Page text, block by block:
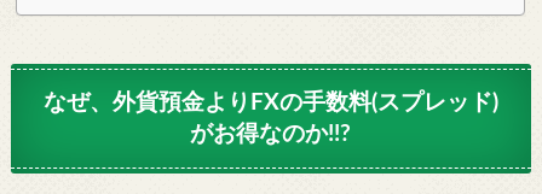
なぜ、外貨預金よりFXの手数料(スプレッド)
がお得なのか!!?